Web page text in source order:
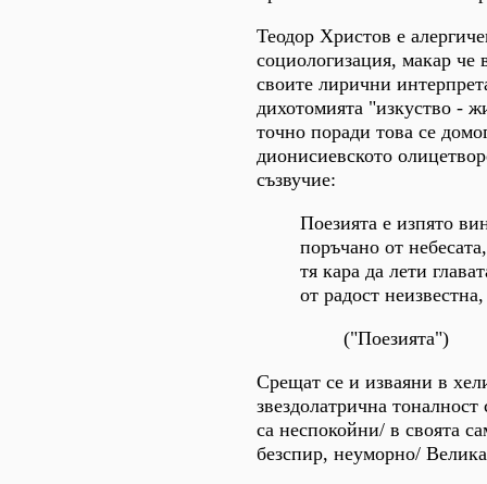
Теодор Христов е
социологизация, макар че
своите лирични
дихотомията "изкуство -
точно поради това се
дионисиевското
съзвучие:
Поезията е изпято
поръчано от небесата,
тя кара да лети
от радост
("Поезията")
Срещат се и изваяни в
звездолатрична
са неспокойни/ в своята
безспир, неуморно/